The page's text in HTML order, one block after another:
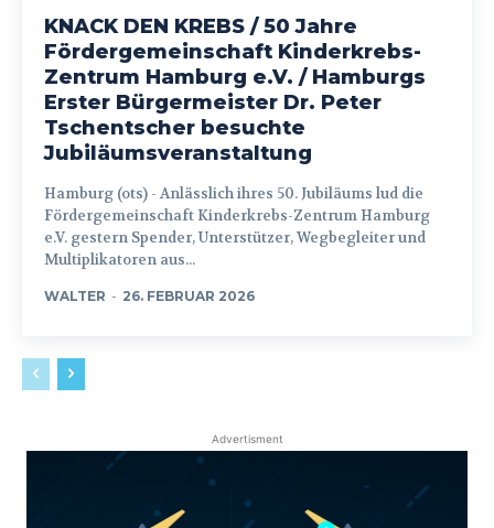
KNACK DEN KREBS / 50 Jahre
Fördergemeinschaft Kinderkrebs-
Zentrum Hamburg e.V. / Hamburgs
Erster Bürgermeister Dr. Peter
Tschentscher besuchte
Jubiläumsveranstaltung
Hamburg (ots) - Anlässlich ihres 50. Jubiläums lud die
Fördergemeinschaft Kinderkrebs-Zentrum Hamburg
e.V. gestern Spender, Unterstützer, Wegbegleiter und
Multiplikatoren aus...
WALTER - 26. FEBRUAR 2026
Advertisment